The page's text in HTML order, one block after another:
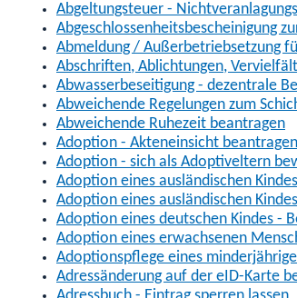
Abgeltungsteuer -
Abgeschlossenheitsbescheinigung
Abmeldung / Außerbetriebsetzung
Abschriften, Ablichtungen,
Abwasserbeseitigung - dezentrale
Abweichende Regelungen zum
Abweichende Ruhezeit beantragen
Adoption - Akteneinsicht beantragen
Adoption - sich als Adoptiveltern
Adoption eines ausländischen
Adoption eines ausländischen
Adoption eines deutschen Kindes -
Adoption eines erwachsenen
Adoptionspflege eines
Adressänderung auf der eID-Karte